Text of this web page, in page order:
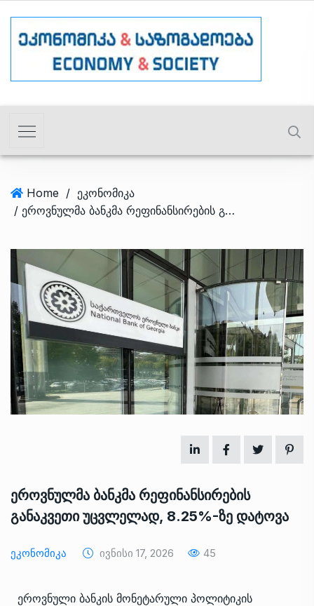
Home / ეკონომიკა
/ ეროვნულმა ბანკმა რეფინანსირების განაკვეთი უცვლელად, 8.25%-ზე დატოვა
ეროვნულმა ბანკმა რეფინანსირების
განაკვეთი უცვლელად, 8.25%-ზე დატოვა
Ეკონომიკა Ივნისი 17, 2026 45
ეროვნული ბანკის მონეტარული პოლიტიკის